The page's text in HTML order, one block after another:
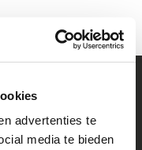
advertenties te
media te bieden